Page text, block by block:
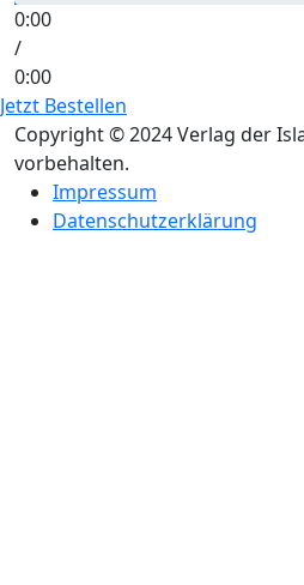
0:00
/
0:00
Jetzt Bestellen
Copyright © 2024 Verlag der
vorbehalten.
Impressum
Datenschutzerklärung